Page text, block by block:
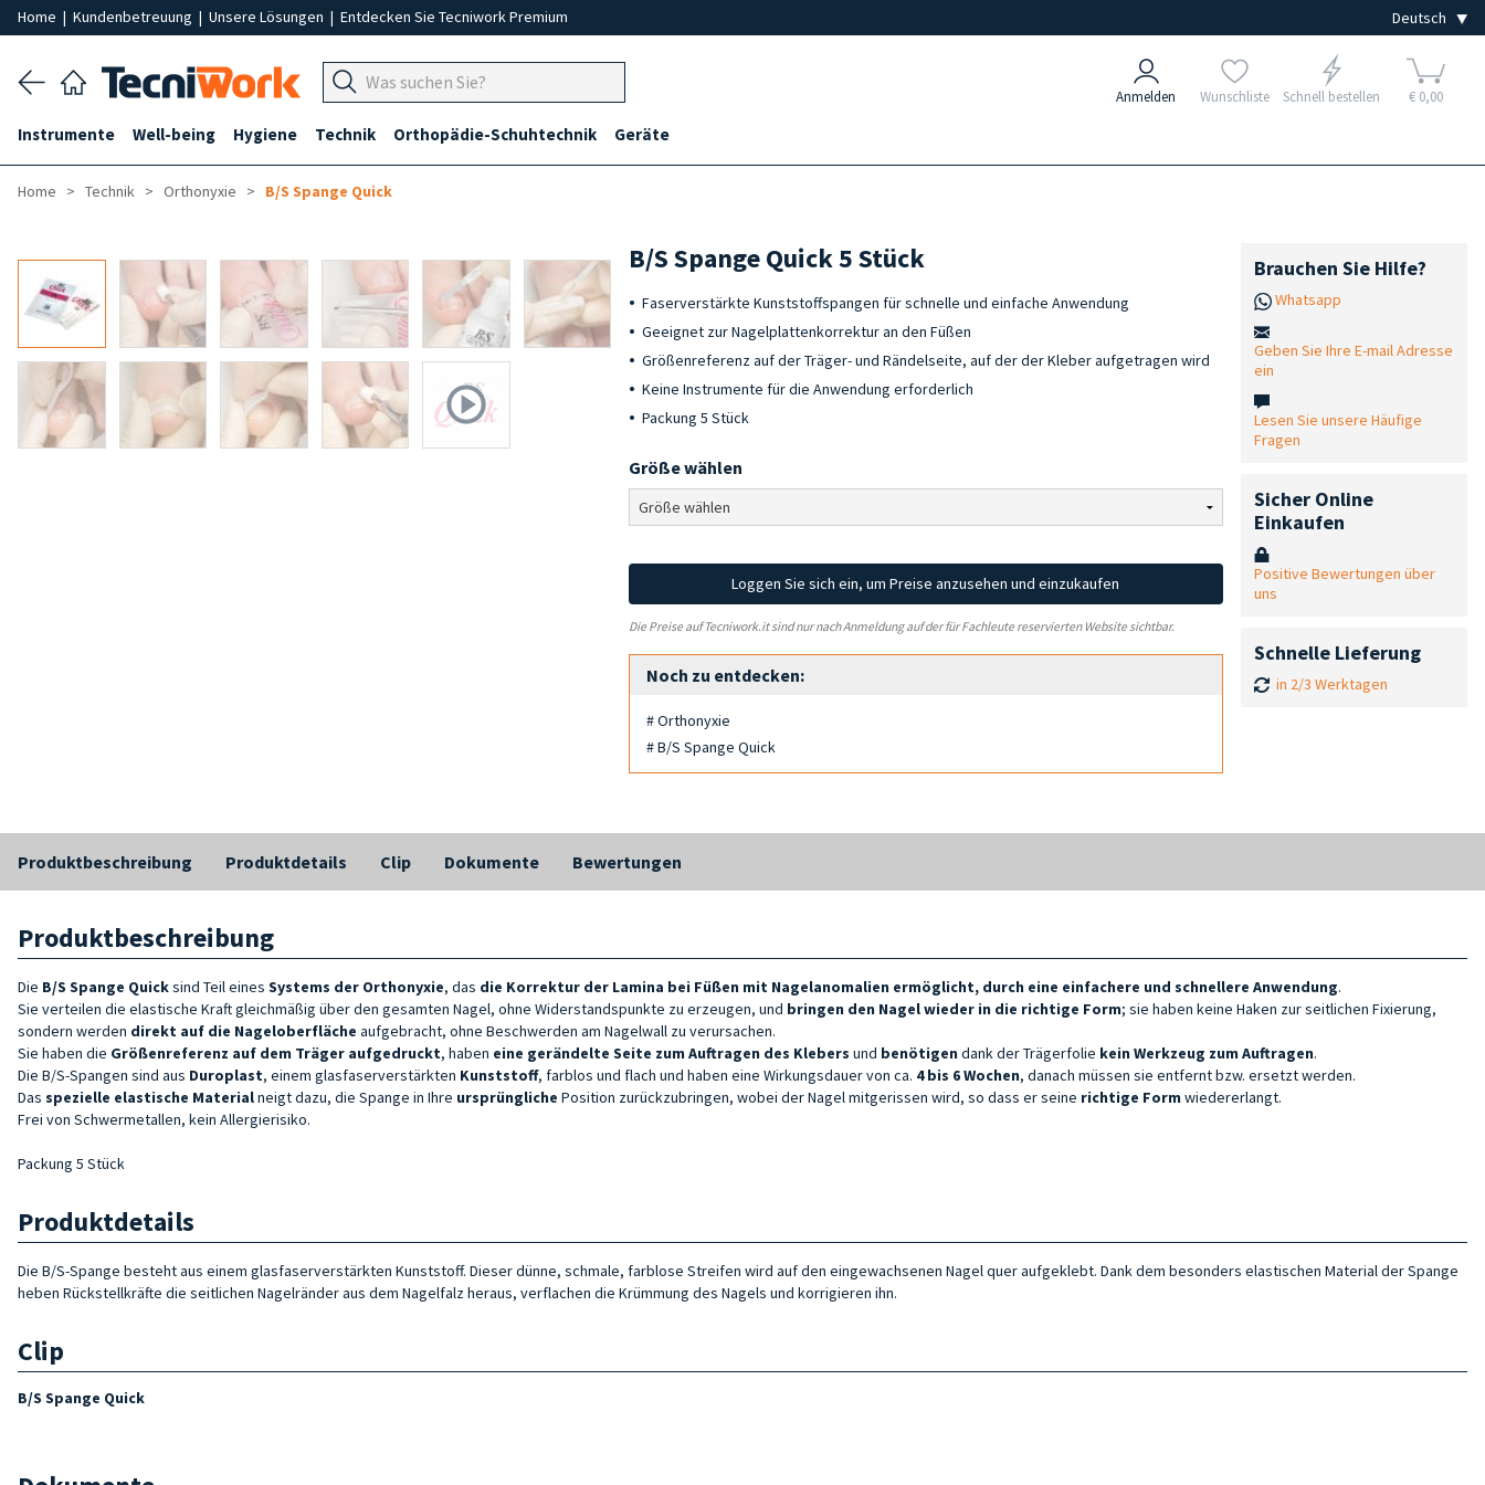
Home | Kundenbetreuung | Unsere Lösungen | Entdecken Sie Tecniwork Premium
Anmelden Wunschliste Schnell bestellen € 0,00
Instrumente Well-being Hygiene Technik Orthopädie-Schuhtechnik Geräte
Home Technik Orthonyxie B/S Spange Quick
B/S Spange Quick 5 Stück
Faserverstärkte Kunststoffspangen für schnelle und einfache Anwendung
Geeignet zur Nagelplattenkorrektur an den Füßen
Größenreferenz auf der Träger- und Rändelseite, auf der der Kleber aufgetragen wird
Keine Instrumente für die Anwendung erforderlich
Packung 5 Stück
Größe wählen
Loggen Sie sich ein, um Preise anzusehen und einzukaufen
Die Preise auf Tecniwork.it sind nur nach Anmeldung auf der für Fachleute reservierten Website sichtbar.
Noch zu entdecken:
# Orthonyxie
# B/S Spange Quick
Brauchen Sie Hilfe?
Whatsapp
Geben Sie Ihre E-mail Adresse
ein
Lesen Sie unsere Häufige
Fragen
Sicher Online
Einkaufen
Positive Bewertungen über
uns
Schnelle Lieferung
in 2/3 Werktagen
Produktbeschreibung Produktdetails Clip Dokumente Bewertungen
Produktbeschreibung
Die B/S Spange Quicksind Teil eines Systems der Orthonyxie, das die Korrektur der Lamina bei Füßen mit Nagelanomalien ermöglicht, durch eine einfachere und schnellere Anwendung.
Sie verteilen die elastische Kraft gleichmäßig über den gesamten Nagel, ohne Widerstandspunkte zu erzeugen, und bringen den Nagel wieder in die richtige Form; sie haben keine Haken zur seitlichen Fixierung,
sondern werden direkt auf die Nageloberfläche aufgebracht, ohne Beschwerden am Nagelwall zu verursachen.
Sie haben die Größenreferenz auf dem Träger aufgedruckt, haben eine gerändelte Seite zum Auftragen des Klebers und benötigen dank der Trägerfolie kein Werkzeug zum Auftragen.
Die B/S-Spangen sind aus Duroplast, einem glasfaserverstärkten Kunststoff, farblos und flach und haben eine Wirkungsdauer von ca. 4 bis 6 Wochen, danach müssen sie entfernt bzw. ersetzt werden.
Das spezielle elastische Materialneigt dazu, die Spange in Ihre ursprüngliche Position zurückzubringen, wobei der Nagel mitgerissen wird, so dass er seine richtige Form wiedererlangt.
Frei von Schwermetallen, kein Allergierisiko.
Packung 5 Stück
Produktdetails
Die B/S-Spange besteht aus einem glasfaserverstärkten Kunststoff. Dieser dünne, schmale, farblose Streifen wird auf den eingewachsenen Nagel quer aufgeklebt. Dank dem besonders elastischen Material der Spange
heben Rückstellkräfte die seitlichen Nagelränder aus dem Nagelfalz heraus, verflachen die Krümmung des Nagels und korrigieren ihn.
Clip
B/S Spange Quick